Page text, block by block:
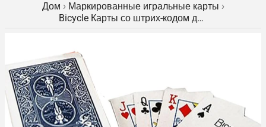
Дом › Маркированные игральные карты ›
Bicycle Карты со штрих-кодом для анализатора покерного сканера